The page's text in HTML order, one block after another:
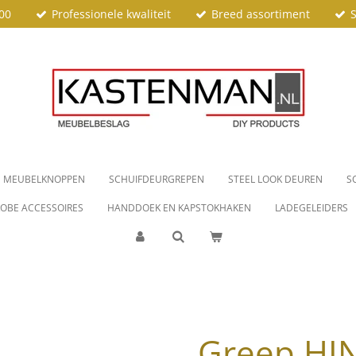
Professionele kwaliteit Breed assortiment
MEUBELKNOPPEN SCHUIFDEURGREPEN STEEL LOOK DEUREN
ACCESSOIRES HANDDOEK EN KAPSTOKHAKEN LADEGELEIDERS